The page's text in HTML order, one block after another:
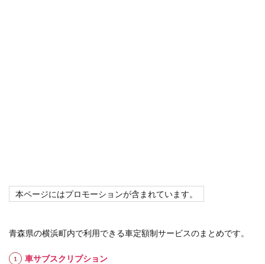
本ページにはプロモーションが含まれています。
青森県の横浜町内で利用できる車定額制サービスのまとめです。
車サブスクリプション